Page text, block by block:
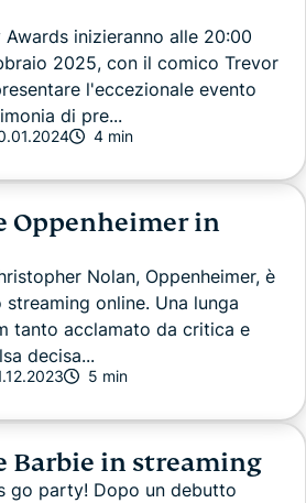
Awards inizieranno alle 20:00
2025, con il comico Trevor
l'eccezionale evento
di pre...
4 min
Oppenheimer in
Nolan, Oppenheimer, è
online. Una lunga
tanto acclamato da critica e
decisa...
5 min
Barbie in streaming
go party! Dopo un debutto